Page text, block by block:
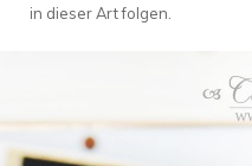
in dieser Art folgen.